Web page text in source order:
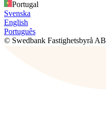
Portugal
Svenska
English
Português
© Swedbank Fastighetsbyrå AB